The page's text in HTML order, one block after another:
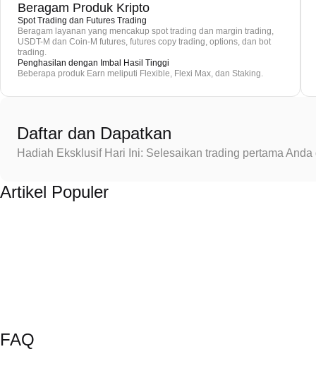
Beragam Produk Kripto
Spot Trading dan Futures Trading
Beragam layanan yang mencakup spot trading dan margin trading,
USDT-M dan Coin-M futures, futures copy trading, options, dan bot
trading.
Penghasilan dengan Imbal Hasil Tinggi
Beberapa produk Earn meliputi Flexible, Flexi Max, dan Staking.
Daftar dan Dapatkan
Hadiah Eksklusif Hari Ini: Selesaikan trading pertama
Artikel Populer
FAQ